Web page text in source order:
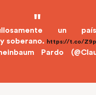
un
soberano. https://t.co/
Pardo